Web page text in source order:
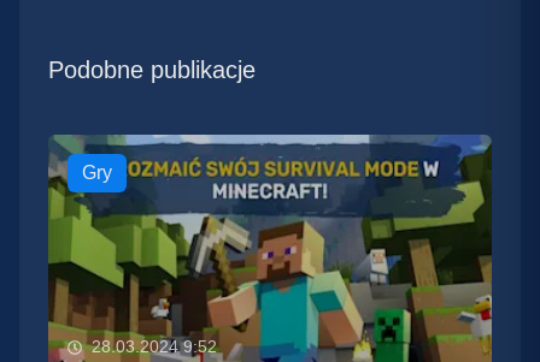
Podobne publikacje
Gry
28.03.2024 9:52